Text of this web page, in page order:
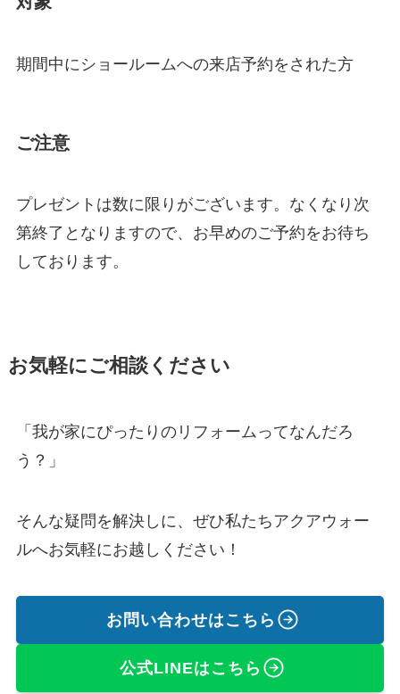
期間中にショールームへの来店予約をされた方
ご注意
プレゼントは数に限りがございます。なくなり次
第終了となりますので、お早めのご予約をお待ち
しております。
お気軽にご相談ください
「我が家にぴったりのリフォームってなんだろ
う？」
そんな疑問を解決しに、ぜひ私たちアクアウォー
ルへお気軽にお越しください！
お問い合わせはこちら
公式LINEはこちら